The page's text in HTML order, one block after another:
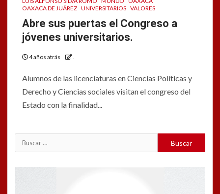
OAXACA DE JUÁREZ UNIVERSITARIOS VALORES
Abre sus puertas el Congreso a
jóvenes universitarios.
4 años atrás .
Alumnos de las licenciaturas en Ciencias Políticas y
Derecho y Ciencias sociales visitan el congreso del
Estado con la finalidad...